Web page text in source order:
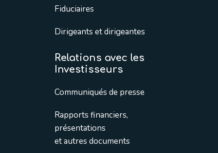
Fiduciaires
Dirigeants et dirigeantes
Relations avec les
Investisseurs
Communiqués de presse
Rapports financiers,
présentations
et autres documents